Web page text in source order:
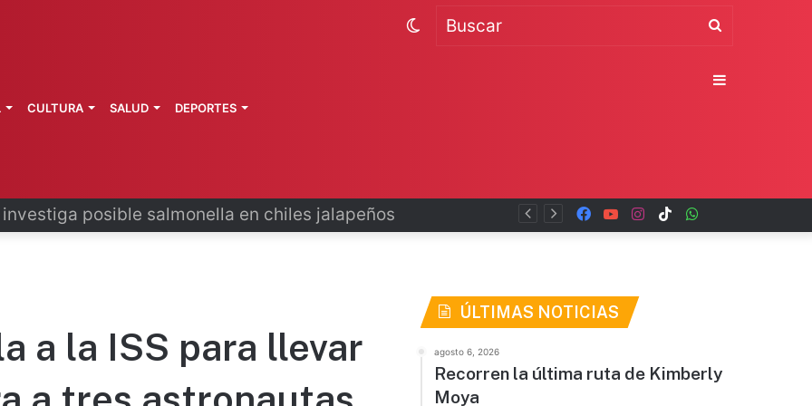
la última ruta de Kimberly Moya TikTok
Instagram
YouTube
Facebook
CULTURA SALUD DEPORTES
Buscar
Switch
Sidebar
a la ISS para llevar
ÚLTIMAS NOTICIAS
agosto 6, 2026
Recorren la última ruta de Kimberly
Moya